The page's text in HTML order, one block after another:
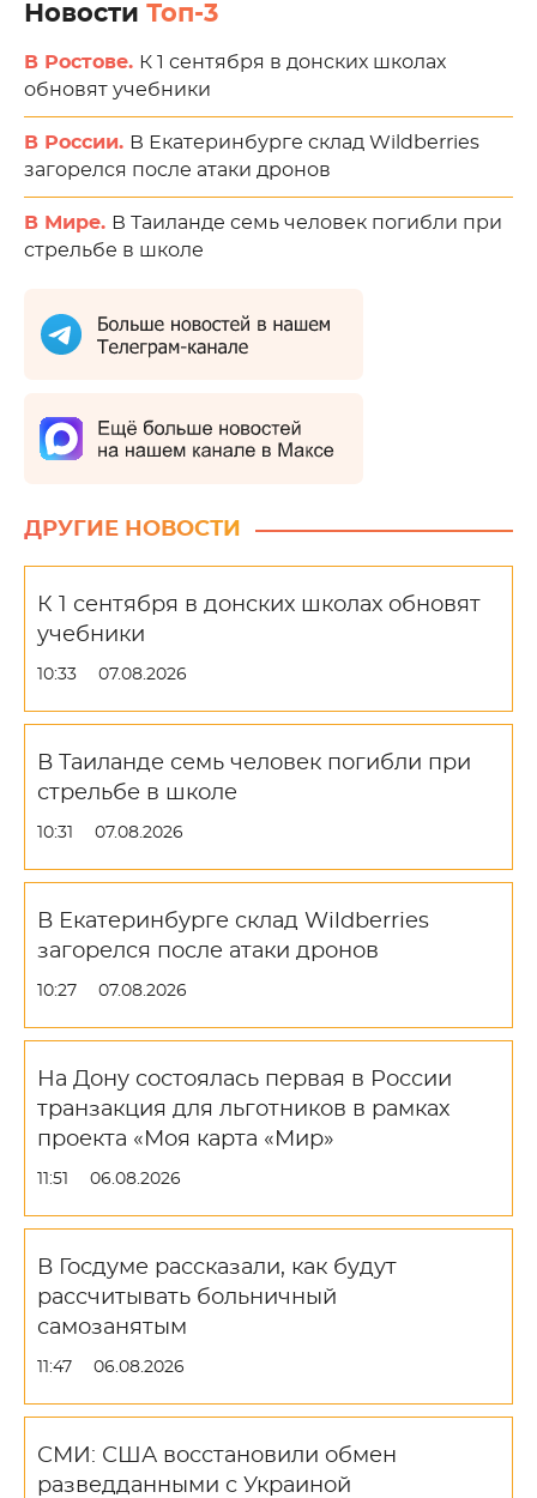
Новости Топ-3
В Ростове. К 1 сентября в донских школах
обновят учебники
В России. В Екатеринбурге склад Wildberries
загорелся после атаки дронов
В Мире. В Таиланде семь человек погибли при
стрельбе в школе
ДРУГИЕ НОВОСТИ
К 1 сентября в донских школах обновят
учебники
10:33 07.08.2026
В Таиланде семь человек погибли при
стрельбе в школе
10:31 07.08.2026
В Екатеринбурге склад Wildberries
загорелся после атаки дронов
10:27 07.08.2026
На Дону состоялась первая в России
транзакция для льготников в рамках
проекта «Моя карта «Мир»
11:51 06.08.2026
В Госдуме рассказали, как будут
рассчитывать больничный
самозанятым
11:47 06.08.2026
СМИ: США восстановили обмен
разведданными с Украиной